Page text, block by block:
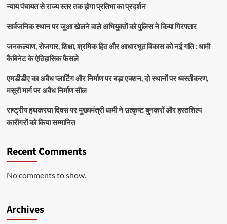
न्याय पंचायत से राज्य स्तर तक होगा प्रतिभा का प्रदर्शन
सार्वजनिक स्थान पर जुआ खेलने वाले अभियुक्तों को पुलिस ने किया गिरफ्तार
जनकल्याण, रोजगार, शिक्षा, श्रमिक हित और आधारभूत विकास को नई गति : धामी
कैबिनेट के ऐतिहासिक फैसले
एमडीडीए का अवैध प्लाटिंग और निर्माण पर बड़ा एक्शन, दो स्थानों पर ध्वस्तीकरण,
मसूरी मार्ग पर अवैध निर्माण सील
राष्ट्रीय हथकरघा दिवस पर मुख्यमंत्री धामी ने उत्कृष्ट बुनकरों और हस्तशिल्प
कारीगरों को किया सम्मानित
Recent Comments
No comments to show.
Archives